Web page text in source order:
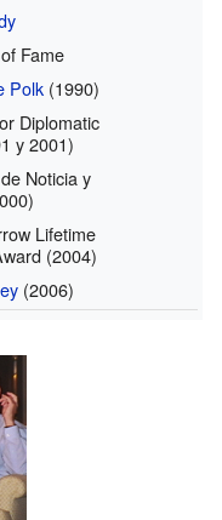
Fame
Polk (1990)
Diplomatic
y 2001)
Noticia y
Lifetime
(2004)
(2006)